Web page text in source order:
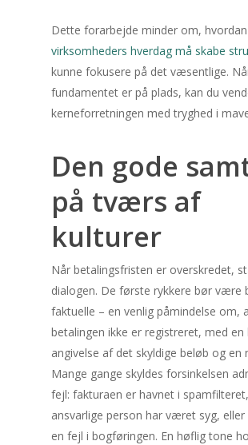
Dette forarbejde minder om,
virksomheders hverdag må skabe
kunne fokusere på det væsentlige.
fundamentet er på plads, kan du
kerneforretningen med tryghed i
Den gode
på tværs af
kulturer
Når betalingsfristen er overskredet,
dialogen. De første rykkere bør være
faktuelle – en venlig påmindelse om,
betalingen ikke er registreret, med en
angivelse af det skyldige beløb og en
Mange gange skyldes forsinkelsen
fejl: fakturaen er havnet i
ansvarlige person har været syg,
en fejl i bogføringen. En høflig tone